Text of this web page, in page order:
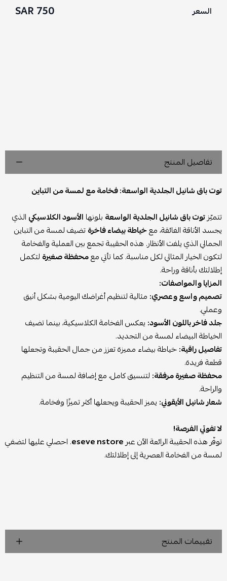
السعر 750 SAR
تفاصيل المنتج
توت باق شانيل الجلدية الواسعة: فخامة مع لمسة من التباين
تتميّزتوت باق شانيل الجلدية الواسعة بلونها الأسود الكلاسيكي الذي
يجسد الأناقة الفائقة، معخياطة بيضاء فاخرةتضيف لمسة من التباين
الجمالي الذي يلفت الأنظار. هذه الحقيبة تجمع بين العملية والفخامة
لتكون الخيار المثالي لكل مناسبة. كما تأتي معمحفظة صغيرة لتكمل
إطلالتك بأناقة وراحة.
المزايا والمواصفات:
تصميم واسع وعصري: مثالية لتنظيم أغراضك اليومية بشكل أنيق
وعملي.
جلد فاخر باللون الأسود: يعكس الفخامة الكلاسيكية، بينما تضيف
الخياطة البيضاء لمسة من التجديد.
تفاصيل راقية:خياطة بيضاء مميزة تعزز من جمال الحقيبة وتجعلها
قطعة فريدة.
محفظة صغيرة مرفقة: لتنسيق كامل، مع إضافة لمسة من التنظيم
والراحة.
شعار شانيل الأيقوني: يميز الحقيبة ويجعلها أكثر تميزًا وفخامة.
لا تفوتي الفرصة!
توفّر هذه الحقيبة الرائعة الآن عبرeseve nstore. احصلي عليها لتضفي
لمسة من الفخامة العصرية إلى إطلالتك.
تقييمات المنتج